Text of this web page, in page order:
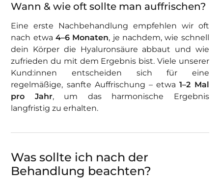
Wann & wie oft sollte man auffrischen?
Eine erste Nachbehandlung empfehlen wir oft
nach etwa4–6 Monaten, je nachdem, wie schnell
dein Körper die Hyaluronsäure abbaut und wie
zufrieden du mit dem Ergebnis bist. Viele unserer
Kund:innen entscheiden sich für eine
regelmäßige, sanfte Auffrischung – etwa1–2 Mal
pro Jahr, um das harmonische Ergebnis
langfristig zu erhalten.
Was sollte ich nach der
Behandlung beachten?